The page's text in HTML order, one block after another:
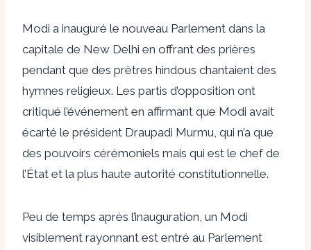
Modi a inauguré le nouveau Parlement dans la
capitale de New Delhi en offrant des prières
pendant que des prêtres hindous chantaient des
hymnes religieux. Les partis d’opposition ont
critiqué l’événement en affirmant que Modi avait
écarté le président Draupadi Murmu, qui n’a que
des pouvoirs cérémoniels mais qui est le chef de
l’État et la plus haute autorité constitutionnelle.
Peu de temps après l’inauguration, un Modi
visiblement rayonnant est entré au Parlement